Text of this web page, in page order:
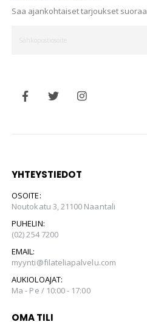
Saa ajankohtaiset tarjoukset
YHTEYSTIEDOT
OSOITE:
Noutokatu 3, 21100 Naantali
PUHELIN:
(02) 254 7200
EMAIL:
myynti@filateliapalvelu.com
AUKIOLOAJAT:
Ma - Pe / 10:00 - 17:00
OMA TILI